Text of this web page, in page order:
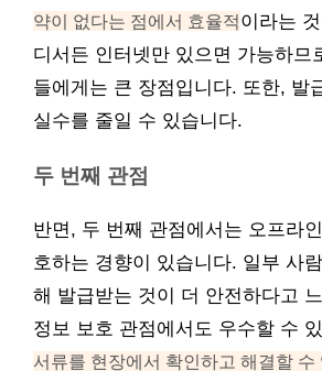
약이 없다는 점에서 효율적이라는
디서든 인터넷만 있으면 가능하므
들에게는 큰 장점입니다. 또한, 발
실수를 줄일 수 있습니다.
두 번째 관점
반면, 두 번째 관점에서는 오프라
호하는 경향이 있습니다. 일부 사
해 발급받는 것이 더 안전하다고
정보 보호 관점에서도 우수할 수
서류를 현장에서 확인하고 해결할 수